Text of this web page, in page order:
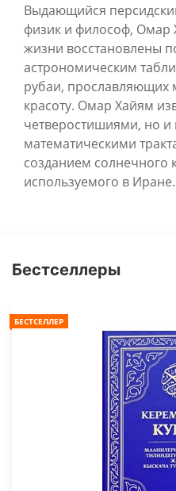
Выдающийся
физик и философ, Омар
жизни восстановлены
астрономическим
рубаи, прославляющих
красоту. Омар Хайям
четверостишиями, но
математическими
созданием солнечного
используемого в Иране.
Бестселлеры
БЕСТСЕЛЛЕР